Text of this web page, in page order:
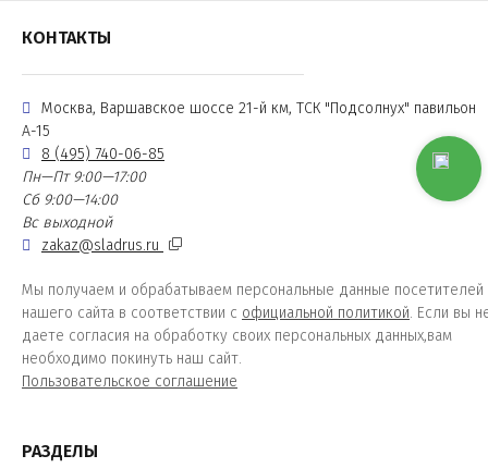
КОНТАКТЫ
Москва, Варшавское шоссе 21-й км, ТСК "Подсолнух" павильон
А-15
8 (495) 740-06-85
Пн—Пт 9:00—17:00
Сб 9:00—14:00
Вс выходной
zakaz@sladrus.ru
Мы получаем и обрабатываем персональные данные посетителей
нашего сайта в соответствии с официальной политикой. Если вы
даете согласия на обработку своих персональных данных,вам
необходимо покинуть наш сайт.
Пользовательское соглашение
РАЗДЕЛЫ